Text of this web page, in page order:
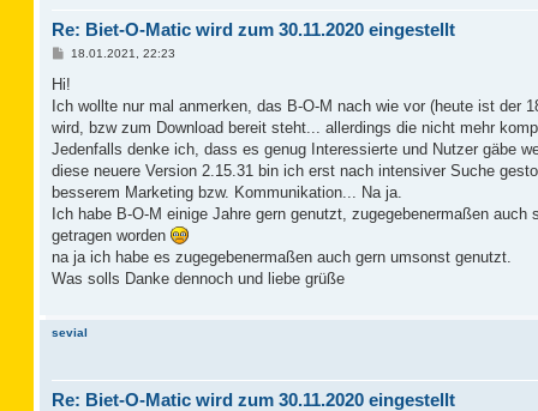
Re: Biet-O-Matic wird zum 30.11.2020 eingestellt
B
i
r
a
18.01.2021, 22:23
Hi!
Ich wollte nur mal anmerken, das B-O-M nach wie vor (heute ist der
wird, bzw zum Download bereit steht... allerdings die nicht mehr
Jedenfalls denke ich, dass es genug Interessierte und Nutzer gäbe
diese neuere Version 2.15.31 bin ich erst nach intensiver Suche
besserem Marketing bzw. Kommunikation... Na ja.
Ich habe B-O-M einige Jahre gern genutzt, zugegebenermaßen
getragen worden
na ja ich habe es zugegebenermaßen auch gern umsonst genutzt.
Was solls Danke dennoch und liebe grüße
sevial
Re: Biet-O-Matic wird zum 30.11.2020 eingestellt